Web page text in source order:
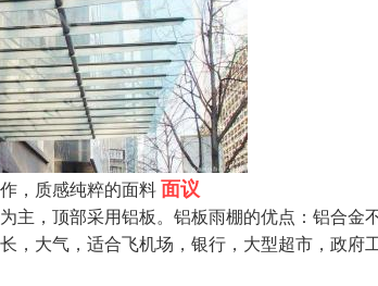
，质感纯粹的面料面议
主，顶部采用铝板。铝板雨棚的优点：铝合
，大气，适合飞机场，银行，大型超市，政